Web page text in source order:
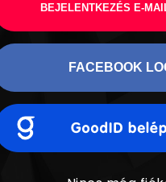
BEJELENTKEZÉS E-
FACEBOOK